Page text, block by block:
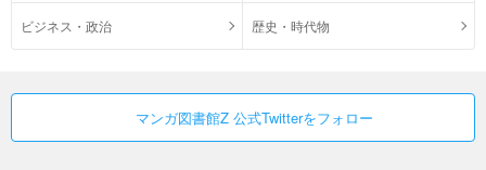
ビジネス・政治 歴史・時代物
マンガ図書館Z 公式Twitterをフォロー